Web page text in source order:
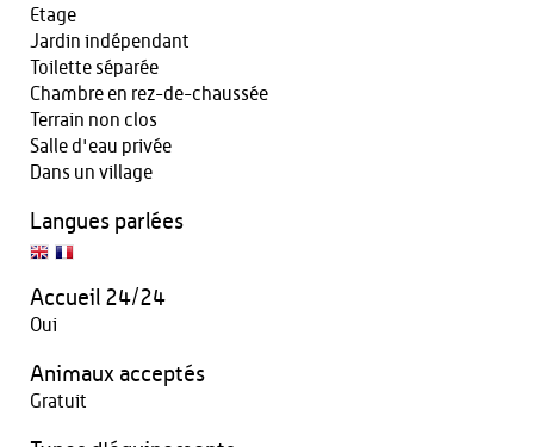
Etage
Jardin indépendant
Toilette séparée
Chambre en rez-de-chaussée
Terrain non clos
Salle d'eau privée
Dans un village
Langues parlées
Accueil 24/24
Oui
Animaux acceptés
Gratuit